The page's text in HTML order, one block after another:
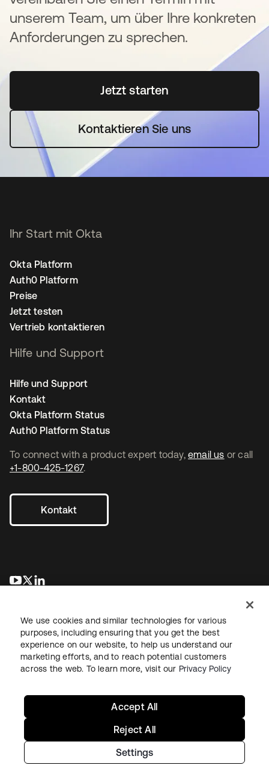
unserem Team, um über Ihre konkreten
Anforderungen zu sprechen.
Jetzt startenwird in einer neuen
Kontaktieren Sie uns
To connect with a product expert today, email us or call
+1-800-425-1267.
Kontakt
wird in einer neuen Registerkarte geöffnet
wird in einer neuen Registerkarte geöffnet
Ihr Start mit Okta
Okta Platform
Auth0 Platform
Preise
Jetzt testen
Vertrieb kontaktieren
Hilfe und Support
Hilfe und Support
Kontakt
Okta Platform Status
Auth0 Platform Status
RechtDatenschutzrichtlinieNutzungsbedingungenSicherheit
Copyright © 2026 Okta. Alle Rechte vorbehalten.
We use cookies and similar technologies for various
purposes, including ensuring that you get the best
experience on our website, to help us understand our
marketing efforts, and to reach potential customers
across the web. To learn more, visit our Privacy Policy
Settings
Reject All
Accept All